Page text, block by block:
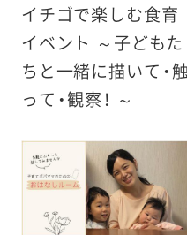
イチゴで楽しむ食育
イベント ～子どもた
ちと一緒に描いて・触
って・観察！ ～